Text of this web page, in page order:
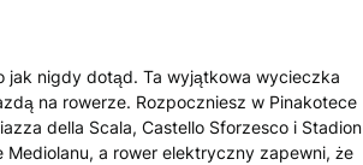
jak nigdy dotąd. Ta wyjątkowa wycieczka
na rowerze. Rozpoczniesz w Pinakotece
della Scala, Castello Sforzesco i Stadion
a rower elektryczny zapewni, że